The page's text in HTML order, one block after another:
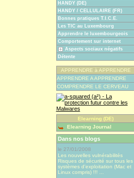
HANDY (DE)
HANDY / CELLULAIRE (FR)
Bonnes pratiques T.I.C.E.
Les TIC au Luxembourg
Apprendre le luxembourgeois
Comportement sur internet
Aspects sociaux négatifs
Détente
APPRENDRE à APPRENDRE
APPRENDRE A APPRENDRE
COMPRENDRE LE CERVEAU
Elearning (DE)
Elearning Journal
Dans nos blogs
le 27/01/2008
Les nouvelles vulnérabilités
Risques de sécurité sur tous les
systèmes d'exploitation (Mac et
Linux compris) !!! ...